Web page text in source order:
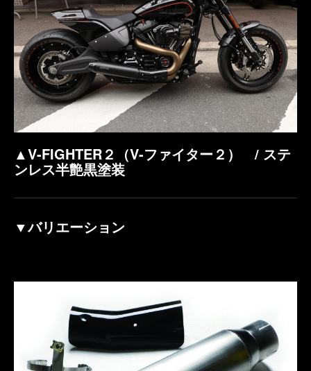
▲V-FIGHTER２（V-ファイター２） / ステ
ンレス半艶黒塗装
▼バリエーション